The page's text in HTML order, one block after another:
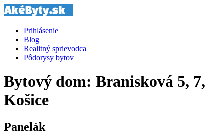
Prihlásenie
Blog
Realitný sprievodca
Pôdorysy bytov
Bytový dom: Branisková 5, 7,
Košice
Panelák